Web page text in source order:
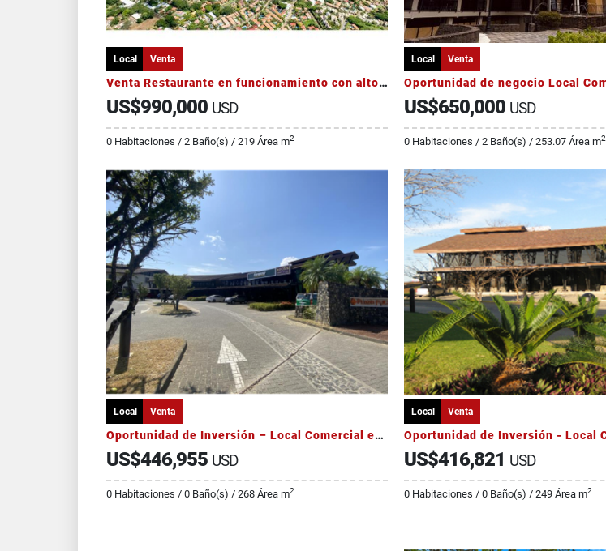
Local Venta
Venta Restaurante en funcionamiento con alto rendimiento
US$990,000 USD
0 Habitaciones / 2 Baño(s) / 219 Área m2
Local Venta
US$650,000 USD
0 Habitaciones / 2 Baño(s) / 253.07 Área m2
Local Venta
Oportunidad de Inversión – Local Comercial en Plaza Futura, Liberia
US$446,955 USD
0 Habitaciones / 0 Baño(s) / 268 Área m2
Local Venta
US$416,821 USD
0 Habitaciones / 0 Baño(s) / 249 Área m2